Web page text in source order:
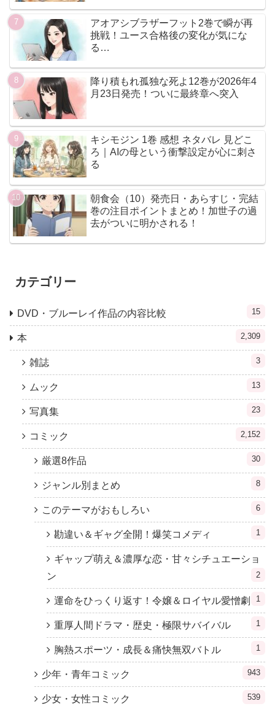
アオアシブラザーフット2巻で瞬が再
挑戦！ユース合格後の変化が気にな
る…
降り積もれ孤独な死よ12巻が2026年4
月23日発売！ついに最終章へ突入
キシモジン 1巻 感想 ネタバレ 見どこ
ろ｜AIの母という衝撃設定が心に刺さ
る
朝食会（10）発売日・あらすじ・完結
巻の注目ポイントまとめ！加世子の過
去がついに明かされる！
カテゴリー
DVD・ブルーレイ作品の内容比較 15
本 2,309
雑誌 3
ムック 13
写真集 23
コミック 2,152
厳選8作品 30
ジャンル別まとめ 8
このテーマがおもしろい 6
勘違い＆ギャグ全開！爆笑コメディ 1
ギャップ萌え＆濃厚な恋・甘々シチュエーショ
ン
2
運命をひっくり返す！令嬢＆ロイヤル愛憎劇 1
重厚人間ドラマ・歴史・極限サバイバル 1
胸熱スポーツ・成長＆痛快無双バトル 1
少年・青年コミック 943
少女・女性コミック 539